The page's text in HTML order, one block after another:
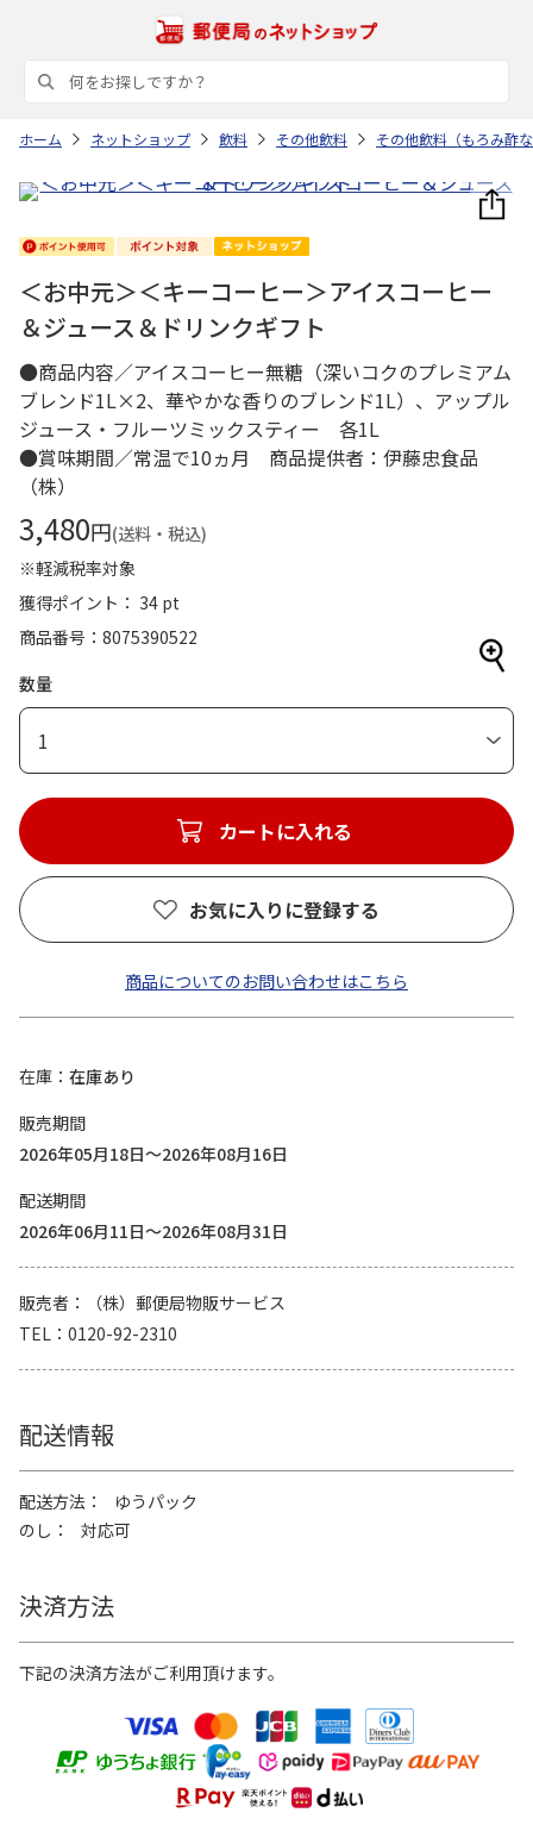
ホーム ネットショップ 飲料 その他飲料 その他飲料（もろみ酢
＜お中元＞＜キーコーヒー＞アイスコーヒー
＆ジュース＆ドリンクギフト
●商品内容／アイスコーヒー無糖（深いコクのプレミアム
ブレンド1L×2、華やかな香りのブレンド1L）、アップル
ジュース・フルーツミックスティー 各1L
●賞味期間／常温で10ヵ月 商品提供者：伊藤忠食品
（株）
3,480円(送料・税込)
※軽減税率対象
獲得ポイント： 34 pt
商品番号
8075390522
数量
1
カートに入れる
お気に入りに登録する
商品についてのお問い合わせはこちら
在庫
在庫あり
販売期間
2026年05月18日～2026年08月16日
配送期間
2026年06月11日～2026年08月31日
販売者
（株）郵便局物販サービス
TEL
0120-92-2310
配送情報
配送方法
ゆうパック
のし
対応可
決済方法
下記の決済方法がご利用頂けます。